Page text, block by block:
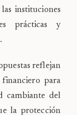
instituciones
prácticas y
reflejan
para
cambiante del
la protección